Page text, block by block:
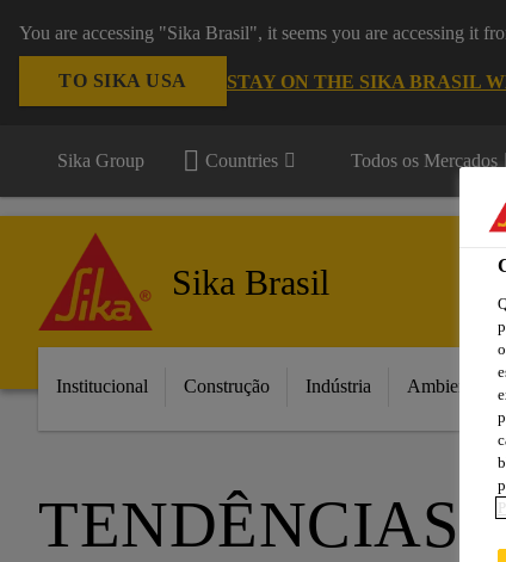
You are accessing "Sika Brasil", it seems you are accessing it
TO SIKA USA STAY ON THE SIKA BRASIL
Sika Group Countries Todos os Mercados
Sika Brasil
Institucional Construção Indústria Ambientes
TENDÊNCIAS